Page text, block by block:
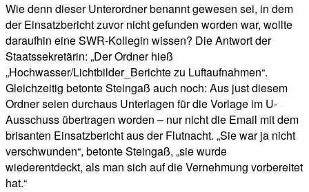
Wie denn dieser Unterordner benannt gewesen sei, in dem
der Einsatzbericht zuvor nicht gefunden worden war, wollte
daraufhin eine SWR-Kollegin wissen? Die Antwort der
Staatssekretärin: „Der Ordner hieß
„Hochwasser/Lichtbilder_Berichte zu Luftaufnahmen“.
Gleichzeitig betonte Steingaß auch noch: Aus just diesem
Ordner seien durchaus Unterlagen für die Vorlage im U-
Ausschuss übertragen worden – nur nicht die Email mit dem
brisanten Einsatzbericht aus der Flutnacht. „Sie war ja nicht
verschwunden“, betonte Steingaß, „sie wurde
wiederentdeckt, als man sich auf die Vernehmung vorbereitet
hat.“